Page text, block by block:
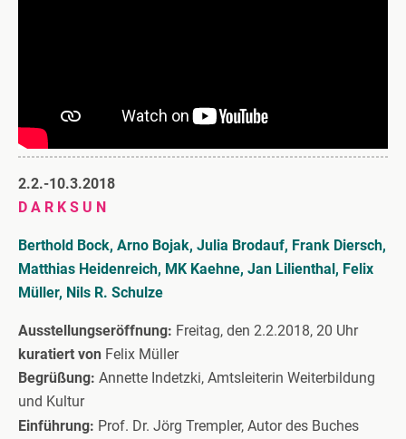
2.2.-10.3.2018
D A R K S U N
Berthold Bock, Arno Bojak, Julia Brodauf, Frank Diersch,
Matthias Heidenreich, MK Kaehne, Jan Lilienthal, Felix
Müller, Nils R. Schulze
Ausstellungseröffnung: Freitag, den 2.2.2018, 20 Uhr
kuratiert von Felix Müller
Begrüßung: Annette Indetzki, Amtsleiterin Weiterbildung
und Kultur
Einführung: Prof. Dr. Jörg Trempler, Autor des Buches